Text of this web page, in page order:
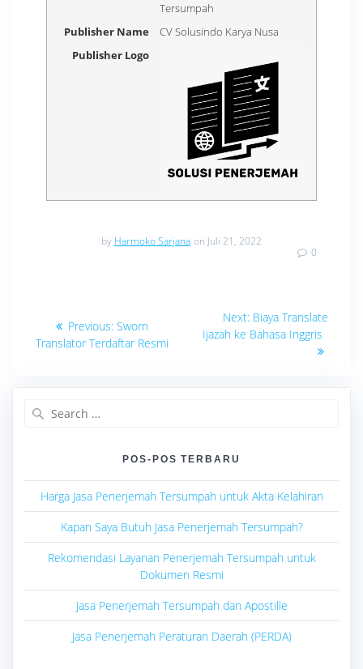
Tersumpah
Publisher Name
CV Solusindo Karya Nusa
Publisher Logo
by Harmoko Sarjana on Juli 21, 2022
0
pos
Previous: Previous
post:
Sworn
Translator Terdaftar Resmi
Next: Next
post:
Biaya Translate
Ijazah ke Bahasa Inggris
POS-POS TERBARU
Harga Jasa Penerjemah Tersumpah untuk Akta Kelahiran
Kapan Saya Butuh Jasa Penerjemah Tersumpah?
Rekomendasi Layanan Penerjemah Tersumpah untuk
Dokumen Resmi
Jasa Penerjemah Tersumpah dan Apostille
Jasa Penerjemah Peraturan Daerah (PERDA)